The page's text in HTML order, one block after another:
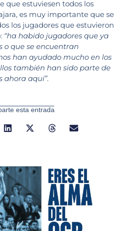
que estuviesen todos los
es muy importante que se
los jugadores que estuvieron
“ha habido jugadores que ya
o que se encuentran
han ayudado mucho en los
también han sido parte de
ahora aquí”.
esta entrada